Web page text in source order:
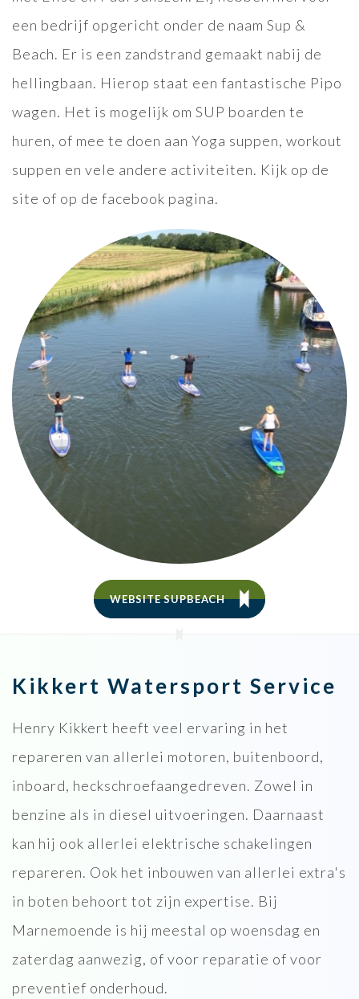
een bedrijf opgericht onder de naam Sup &
Beach. Er is een zandstrand gemaakt nabij de
hellingbaan. Hierop staat een fantastische Pipo
wagen. Het is mogelijk om SUP boarden te
huren, of mee te doen aan Yoga suppen, workout
suppen en vele andere activiteiten. Kijk op de
site of op de facebook pagina.
WEBSITE SUPBEACH
Kikkert Watersport Service
Henry Kikkert heeft veel ervaring in het
repareren van allerlei motoren, buitenboord,
inboard, heckschroefaangedreven. Zowel in
benzine als in diesel uitvoeringen. Daarnaast
kan hij ook allerlei elektrische schakelingen
repareren. Ook het inbouwen van allerlei extra's
in boten behoort tot zijn expertise. Bij
Marnemoende is hij meestal op woensdag en
zaterdag aanwezig, of voor reparatie of voor
preventief onderhoud.